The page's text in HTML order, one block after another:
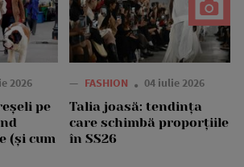
2026
pe
(și cum
— FASHION 04 iulie 2026
Talia joasă: tendința
care schimbă proporțiile
în SS26